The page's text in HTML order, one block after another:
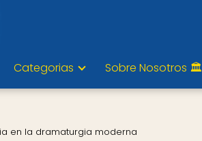
Categorias Sobre Nosotros 🏛️
en la dramaturgia moderna